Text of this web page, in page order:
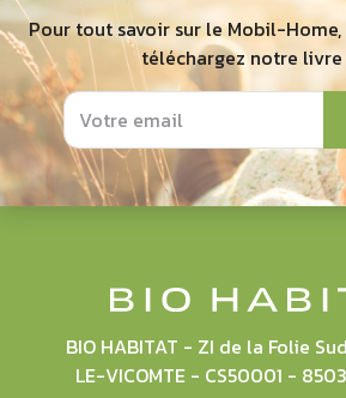
Pour tout savoir sur le Mobil-
téléchargez notre
BIO HABITAT - ZI de la Folie
LE-VICOMTE - CS50001 -